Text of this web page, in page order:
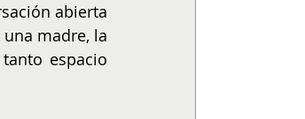
abierta
madre, la
espacio